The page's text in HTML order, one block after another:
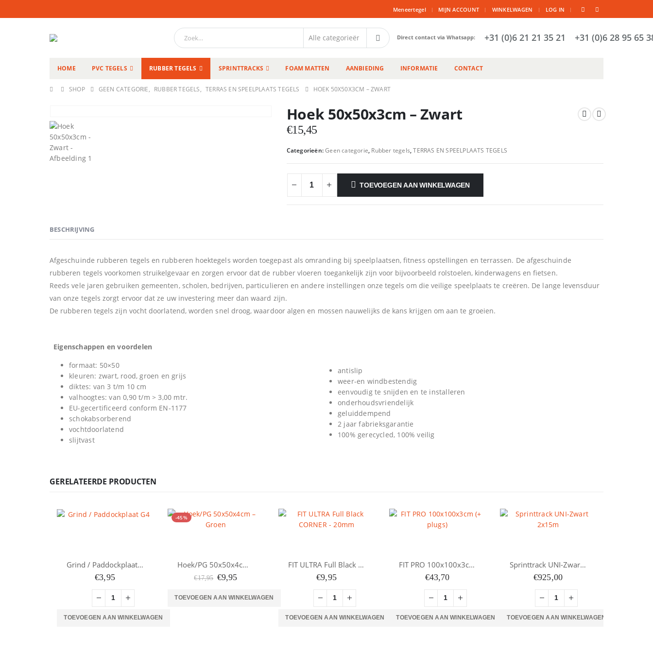
Meneertegel | MIJN ACCOUNT WINKELWAGEN LOG IN |
Direct contact via Whatsapp: +31 (0)6 21 21 35 21 +31 (0)6 28 95 65
HOME PVC TEGELS RUBBER TEGELS SPRINTTRACKS FOAM MATTEN AANBIEDING INFORMATIE CONTACT
SHOP GEEN CATEGORIE, RUBBER TEGELS, TERRAS EN SPEELPLAATS TEGELS HOEK 50X50X3CM – ZWART
Hoek 50x50x3cm – Zwart
€15,45
Categorieën:Geen categorie, Rubber tegels,TERRAS EN SPEELPLAATS TEGELS
TOEVOEGEN AAN WINKELWAGEN
BESCHRIJVING
Afgeschuinde rubberen tegels en rubberen hoektegels worden toegepast als omranding bij speelplaatsen, fitness opstellingen en terrassen. De afgeschuinde
rubberen tegels voorkomen struikelgevaar en zorgen ervoor dat de rubber vloeren toegankelijk zijn voor bijvoorbeeld rolstoelen, kinderwagens en fietsen.
Reeds vele jaren gebruiken gemeenten, scholen, bedrijven, particulieren en andere instellingen onze tegels om die veilige speelplaats te creëren. De lange levensduur
van onze tegels zorgt ervoor dat ze uw investering meer dan waard zijn.
De rubberen tegels zijn vocht doorlatend, worden snel droog, waardoor algen en mossen nauwelijks de kans krijgen om aan te groeien.
Eigenschappen en voordelen
formaat: 50×50
kleuren: zwart, rood, groen en grijs
diktes: van 3 t/m 10 cm
valhoogtes: van 0,90 t/m > 3,00 mtr.
EU-gecertificeerd conform EN-1177
schokabsorberend
vochtdoorlatend
slijtvast
antislip
weer-en windbestendig
eenvoudig te snijden en te installeren
onderhoudsvriendelijk
geluiddempend
2 jaar fabrieksgarantie
100% gerecycled, 100% veilig
GERELATEERDE PRODUCTEN
Grind / Paddockplaat G4
€3,95
TOEVOEGEN AAN WINKELWAGEN
-45%
Hoek/PG 50x50x4cm – Groen
€17,95 Oorspronkelijke
was:
€17,95.
€9,95Huidige
is:
€9,95.
TOEVOEGEN AAN WINKELWAGEN
FIT ULTRA Full Black CORNER – 20mm
€9,95
TOEVOEGEN AAN WINKELWAGEN
FIT PRO 100x100x3cm (+ plugs)
€43,70
TOEVOEGEN AAN WINKELWAGEN
Sprinttrack UNI-Zwart 2x15m
€925,00
TOEVOEGEN AAN WINKELWAGEN